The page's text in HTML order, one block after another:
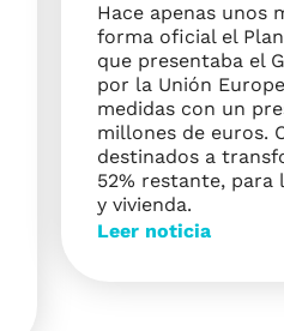
Hace apenas unos
forma oficial el
que presentaba el
por la Unión
medidas con un
millones de euros.
destinados a
52% restante, para
y vivienda.
Leer noticia